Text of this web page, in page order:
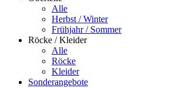
Alle
Herbst / Winter
Frühjahr / Sommer
Röcke / Kleider
Alle
Röcke
Kleider
Sonderangebote